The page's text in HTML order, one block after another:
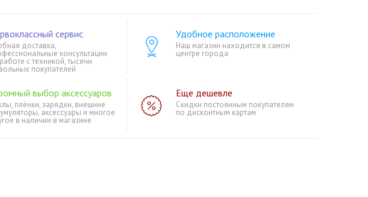
сервис
доставка,
консультации
с техникой, тысячи
покупателей
Удобное расположение
Наш магазин находится в самом
центре города
выбор аксессуаров
плёнки, зарядки, внешние
аксессуары и многое
в наличии в магазине
Еще дешевле
Скидки постоянным покупателям
по дисконтным картам